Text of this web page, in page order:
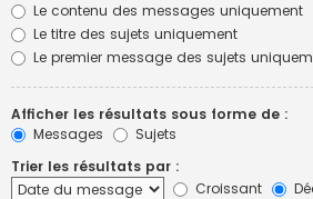
Le contenu des messages uniquement
Le titre des sujets uniquement
Le premier message des sujets
Afficher les résultats sous forme de :
Messages
Sujets
Trier les résultats par :
Croissant